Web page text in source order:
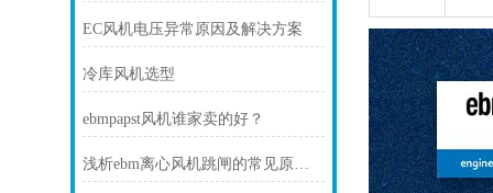
EC风机电压异常原因及解决方案
冷库风机选型
ebmpapst风机谁家卖的好？
浅析ebm离心风机跳闸的常见原因及处理方法